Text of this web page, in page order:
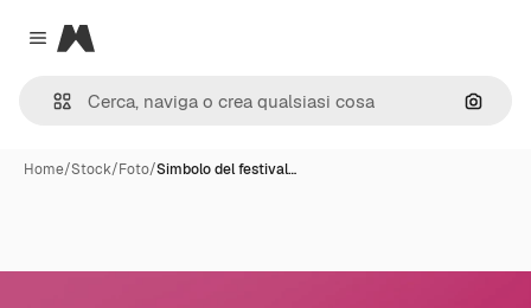
Close menu
Magnific
Cerca
Home/Stock/Foto/Simbolo del festival…